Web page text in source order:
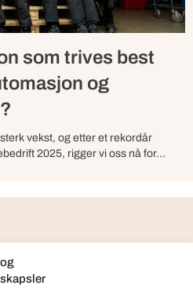
som trives best
og
vekst, og etter et rekordår
2025, rigger vi oss nå for...